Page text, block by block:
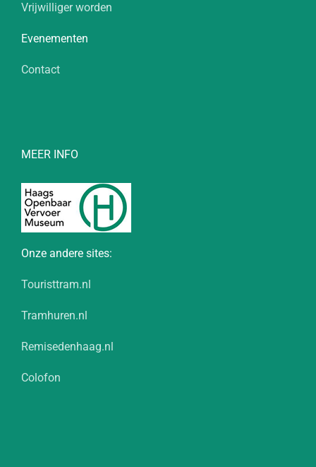
Vrijwilliger worden
Evenementen
Contact
MEER INFO
Onze andere sites:
Touristtram.nl
Tramhuren.nl
Remisedenhaag.nl
Colofon